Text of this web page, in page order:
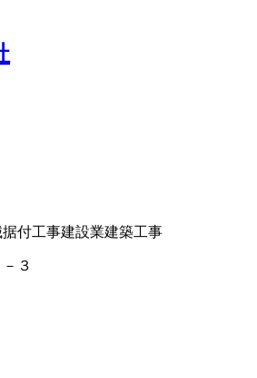
付工事建設業建築工事
３